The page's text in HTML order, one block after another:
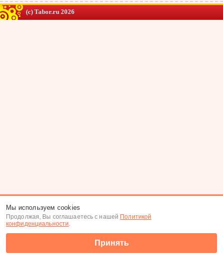
(c) Tabor.ru 2026
Мы используем cookies
Продолжая, Вы соглашаетесь с нашей Политикой
конфиденциальности.
Принять